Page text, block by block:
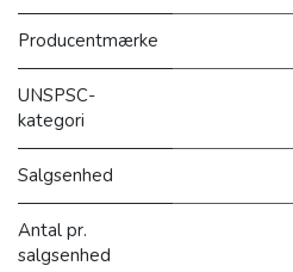
Producentmærke
UNSPSC-
kategori
Salgsenhed
Antal pr.
salgsenhed